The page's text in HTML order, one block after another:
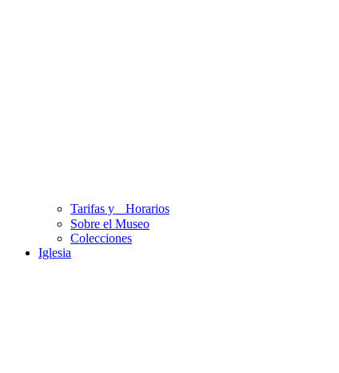
Tarifas y Horarios
Sobre el Museo
Colecciones
Iglesia